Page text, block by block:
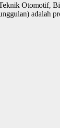
Otomotif,
adalah